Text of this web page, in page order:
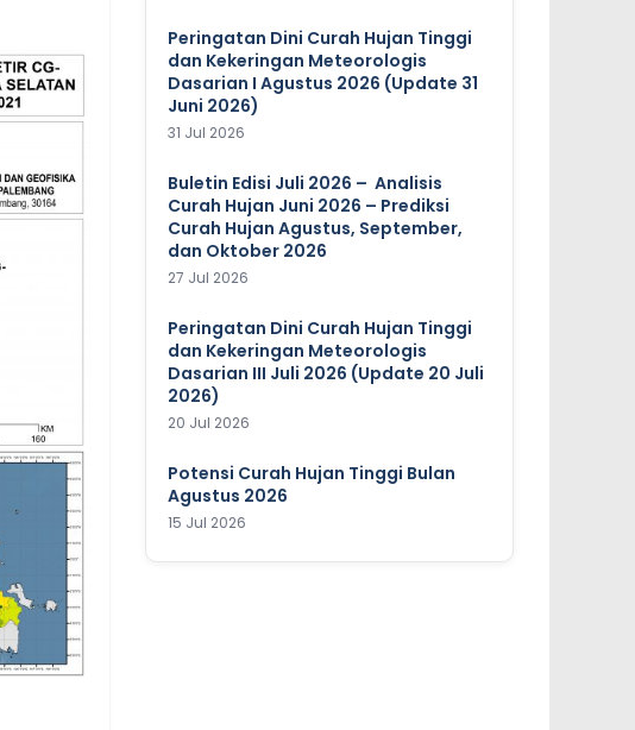
Peringatan Dini Curah Hujan Tinggi
dan Kekeringan Meteorologis
Dasarian I Agustus 2026 (Update 31
Juni 2026)
31 Jul 2026
Buletin Edisi Juli 2026 – Analisis
Curah Hujan Juni 2026 – Prediksi
Curah Hujan Agustus, September,
dan Oktober 2026
27 Jul 2026
Peringatan Dini Curah Hujan Tinggi
dan Kekeringan Meteorologis
Dasarian III Juli 2026 (Update 20 Juli
2026)
20 Jul 2026
Potensi Curah Hujan Tinggi Bulan
Agustus 2026
15 Jul 2026